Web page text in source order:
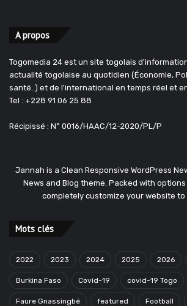
A propos
Togomedia 24 est un site togolais
actualité togolaise au quotidien (Économie,
santé..) et de l'international en temps réel et
Tel : +228 91 06 25 88
Récipissé : N° 0016/HAAC/12-2020/PL/P
Jannah is a Clean Responsive WordPress
News and Blog theme. Packed with
completely customize your website to
Mots clés
2022 2023 2024 2025 2026
Burkina Faso Covid-19 covid-19 Togo
Faure Gnassingbé featured Football